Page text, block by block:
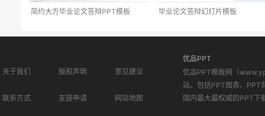
简约大方毕业论文答辩PPT模板 毕业论文答辩幻灯片模板
关于我们 版权声明 意见建议
联系方式 友链申请 网站地图
优品PPT
优品PPT模板网（
站。包括PPT图表、PPT
国内最大最权威的PPT下